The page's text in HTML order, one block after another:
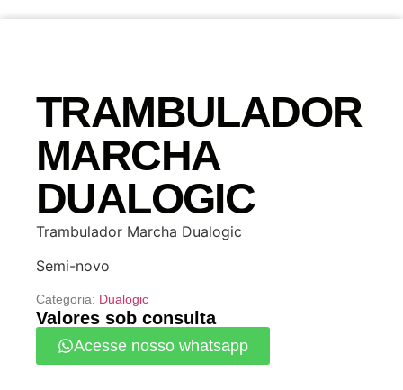
TRAMBULADOR
MARCHA
DUALOGIC
Trambulador Marcha Dualogic
Semi-novo
Categoria: Dualogic
Valores sob consulta
Acesse nosso whatsapp